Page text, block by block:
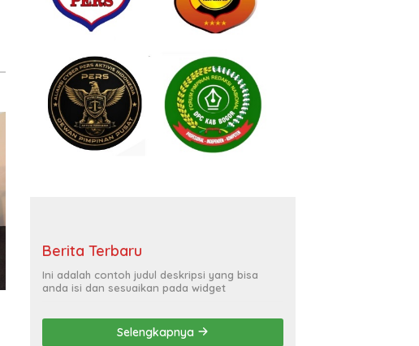
Berita Terbaru
Ini adalah contoh judul deskripsi yang bisa
anda isi dan sesuaikan pada widget
Selengkapnya